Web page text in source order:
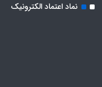
نماد اعتماد الکترونیک